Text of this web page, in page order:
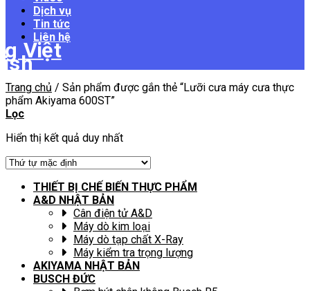
Dịch vụ
Tin tức
Liên hệ
Trang chủ / Sản phẩm được gắn thẻ “Lưỡi cưa máy cưa thực
phẩm Akiyama 600ST”
Lọc
Hiển thị kết quả duy nhất
THIẾT BỊ CHẾ BIẾN THỰC PHẨM
A&D NHẬT BẢN
Cân điện tử A&D
Máy dò kim loại
Máy dò tạp chất X-Ray
Máy kiểm tra trọng lượng
AKIYAMA NHẬT BẢN
BUSCH ĐỨC